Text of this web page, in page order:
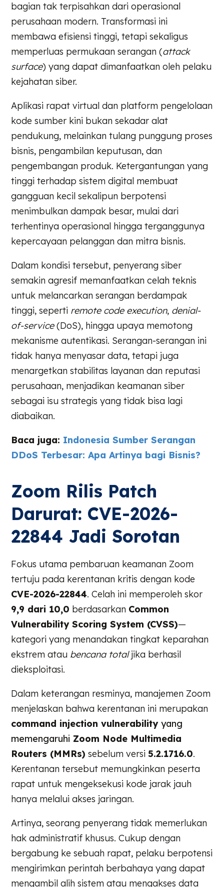
bagian tak terpisahkan dari operasional
perusahaan modern. Transformasi ini
membawa efisiensi tinggi, tetapi sekaligus
memperluas permukaan serangan (attack
surface) yang dapat dimanfaatkan oleh pelaku
kejahatan siber.
Aplikasi rapat virtual dan platform pengelolaan
kode sumber kini bukan sekadar alat
pendukung, melainkan tulang punggung proses
bisnis, pengambilan keputusan, dan
pengembangan produk. Ketergantungan yang
tinggi terhadap sistem digital membuat
gangguan kecil sekalipun berpotensi
menimbulkan dampak besar, mulai dari
terhentinya operasional hingga terganggunya
kepercayaan pelanggan dan mitra bisnis.
Dalam kondisi tersebut, penyerang siber
semakin agresif memanfaatkan celah teknis
untuk melancarkan serangan berdampak
tinggi, seperti remote code execution, denial-
of-service(DoS), hingga upaya memotong
mekanisme autentikasi. Serangan-serangan ini
tidak hanya menyasar data, tetapi juga
menargetkan stabilitas layanan dan reputasi
perusahaan, menjadikan keamanan siber
sebagai isu strategis yang tidak bisa lagi
diabaikan.
Baca juga: Indonesia Sumber Serangan
DDoS Terbesar: Apa Artinya bagi Bisnis?
Zoom Rilis Patch
Darurat: CVE-2026-
22844 Jadi Sorotan
Fokus utama pembaruan keamanan Zoom
tertuju pada kerentanan kritis dengan kode
CVE-2026-22844. Celah ini memperoleh skor
9,9 dari 10,0 berdasarkan Common
Vulnerability Scoring System (CVSS)—
kategori yang menandakan tingkat keparahan
ekstrem atau bencana totaljika berhasil
dieksploitasi.
Dalam keterangan resminya, manajemen Zoom
menjelaskan bahwa kerentanan ini merupakan
command injection vulnerabilityyang
memengaruhi Zoom Node Multimedia
Routers (MMRs) sebelum versi5.2.1716.0.
Kerentanan tersebut memungkinkan peserta
rapat untuk mengeksekusi kode jarak jauh
hanya melalui akses jaringan.
Artinya, seorang penyerang tidak memerlukan
hak administratif khusus. Cukup dengan
bergabung ke sebuah rapat, pelaku berpotensi
mengirimkan perintah berbahaya yang dapat
mengambil alih sistem atau mengakses data